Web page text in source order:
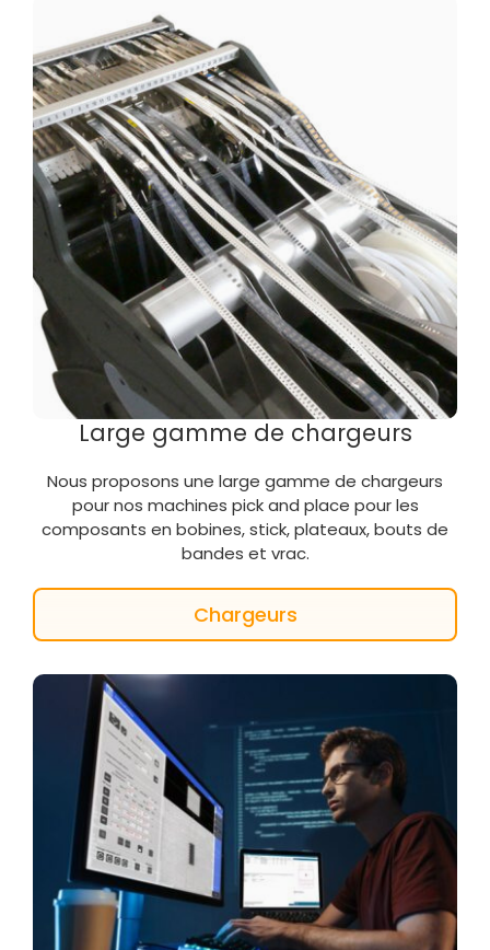
Large gamme de chargeurs
Nous proposons une large gamme de chargeurs
pour nos machines pick and place pour les
composants en bobines, stick, plateaux, bouts de
bandes et vrac.
Chargeurs